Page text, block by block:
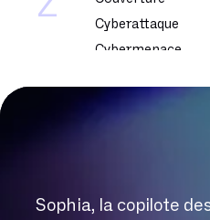
Cyberattaque
Cybermenace
Sophia, la copilote